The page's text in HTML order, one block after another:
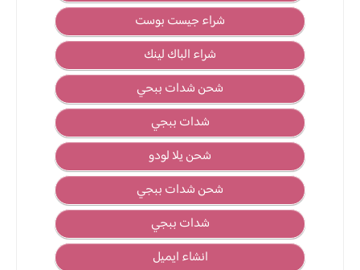
شراء جيست بوست
شراء الباك لينك
شحن شدات ببحي
شدات ببجي
شحن يلا لودو
شحن شدات ببجي
شدات ببجي
انشاء ايميل